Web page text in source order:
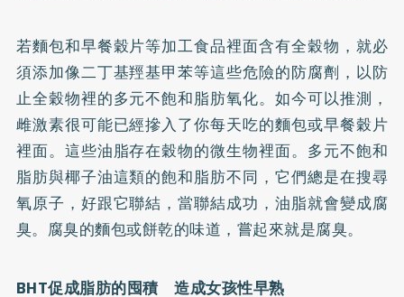
若麵包和早餐穀片等加工食品裡面含有全穀物，就必
須添加像二丁基羥基甲苯等這些危險的防腐劑，以防
止全穀物裡的多元不飽和脂肪氧化。如今可以推測，
雌激素很可能已經摻入了你每天吃的麵包或早餐穀片
裡面。這些油脂存在穀物的微生物裡面。多元不飽和
脂肪與椰子油這類的飽和脂肪不同，它們總是在搜尋
氧原子，好跟它聯結，當聯結成功，油脂就會變成腐
臭。腐臭的麵包或餅乾的味道，嘗起來就是腐臭。
BHT促成脂肪的囤積 造成女孩性早熟